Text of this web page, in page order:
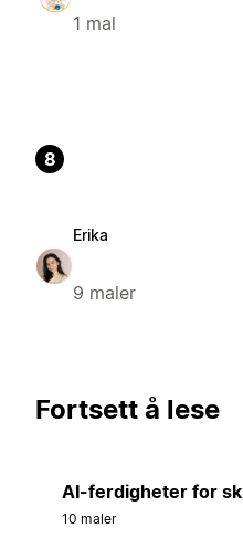
1 mal
8
Erika
9 maler
Fortsett å lese
AI-ferdigheter for
10 maler